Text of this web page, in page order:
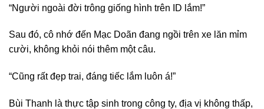
“Người ngoài đời trông giống hình trên ID lắm!”
Sau đó, cô nhớ đến Mạc Doãn đang ngồi trên xe lăn mỉm
cười, không khỏi nói thêm một câu.
“Cũng rất đẹp trai, đáng tiếc lắm luôn á!”
Bùi Thanh là thực tập sinh trong công ty, địa vị không thấp,